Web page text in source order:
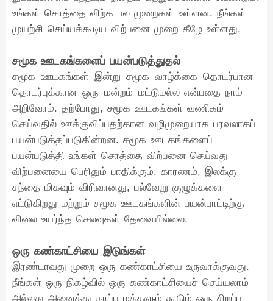
உங்கள் சொத்தை விற்க பல முறைகள் உள்ளன. நீங்கள்
முயற்சி செய்யக்கூடிய விற்பனை முறை கீழே உள்ளது.
சமூக ஊடகங்களைப் பயன்படுத்துதல்
சமூக ஊடகங்கள் இன்று சமூக வாழ்க்கை தொடர்பான
தொடர்புக்கான ஒரு மன்றம் மட்டுமல்ல என்பதை நாம்
அறிவோம். தற்போது, சமூக ஊடகங்கள் வணிகம்
செய்வதில் ஊக்குவிப்பதற்கான வழிமுறையாக பரவலாகப்
பயன்படுத்தப்படுகின்றன. சமூக ஊடகங்களைப்
பயன்படுத்தி உங்கள் சொத்தை விற்பனை செய்வது
விற்பனையை பெரிதும் பாதிக்கும். காரணம், இலக்கு
சந்தை மிகவும் விரிவானது, பல்வேறு குழுக்களை
எட்டுகிறது மற்றும் சமூக ஊடகங்களின் பயன்பாட்டிற்கு
விலை உயர்ந்த செலவுகள் தேவையில்லை.
ஒரு கண்காட்சியை இடுங்கள்
இரண்டாவது முறை ஒரு கண்காட்சியை உருவாக்குவது.
நீங்கள் ஒரு நிகழ்வில் ஒரு கண்காட்சியைச் செய்யலாம்
அல்லது அனைத்து தரப்பு மக்களும் கூடும் ஒரு சிறப்பு